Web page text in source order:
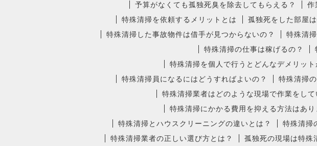
予算がなくても孤独死臭を除去してもらえる？
作
特殊清掃を依頼するメリットとは
孤独死をした部屋
特殊清掃した事故物件は借手が見つからないの？
特殊清
特殊清掃の仕事は稼げるの？
特殊清掃を個人で行うとどんなデメリット
特殊清掃員になるにはどうすればよいの？
特殊清掃
特殊清掃業者はどのような現場で作業をして
特殊清掃にかかる費用を抑える方法はあり
特殊清掃とハウスクリーニングの違いとは？
特殊清掃
特殊清掃業者の正しい選び方とは？
孤独死の現場は特殊